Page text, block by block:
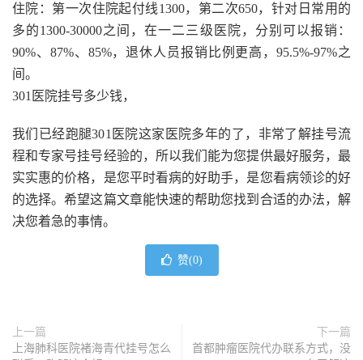
住院：第一次住院起付线1300，第二次650，针对日常用的
多的1300-30000之间，在一二三级医院，分别可以报销：
90%、87%、85%，退休人员报销比例更高，95.5%-97%之
间。
301医院挂号多少钱，
我们已经跑腿301医院这家医院多年的了，非常了解挂号流
程和专家号挂号经验的，所以我们能为您提供最好服务，最
实实惠的价格，是您平时看病的好助手，是您看病领诊的好
的选择。希望这篇文章能快速的帮助您找到合适的办法，解
决您着急的事情。
赞(0)
上一篇
上海肺科医院褚海青代挂号怎么
下一篇
首都肿瘤医院代办联系方式，没